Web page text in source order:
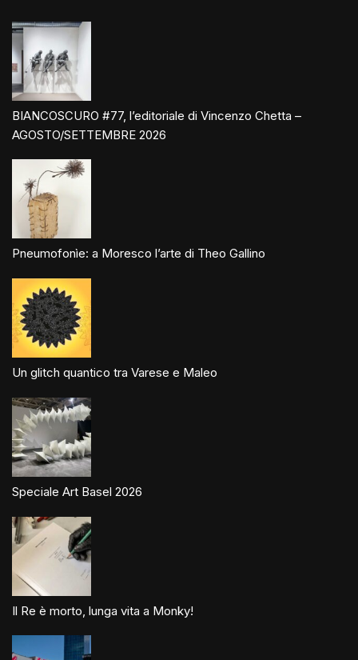
BIANCOSCURO #77, l’editoriale di Vincenzo Chetta –
AGOSTO/SETTEMBRE 2026
Pneumofonìe: a Moresco l’arte di Theo Gallino
Un glitch quantico tra Varese e Maleo
Speciale Art Basel 2026
Il Re è morto, lunga vita a Monky!